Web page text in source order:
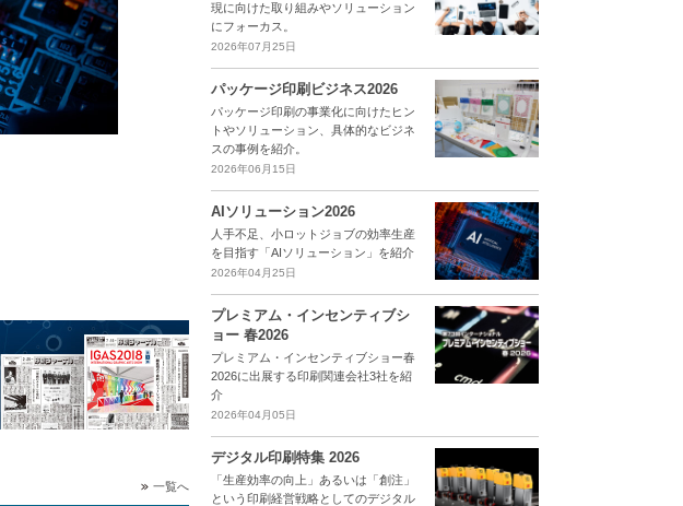
一覧へ
現に向けた取り組みやソリューション
にフォーカス。
2026年07月25日
パッケージ印刷ビジネス2026
パッケージ印刷の事業化に向けたヒン
トやソリューション、具体的なビジネ
スの事例を紹介。
2026年06月15日
AIソリューション2026
人手不足、小ロットジョブの効率生産
を目指す「AIソリューション」を紹介
2026年04月25日
プレミアム・インセンティブシ
ョー 春2026
プレミアム・インセンティブショー春
2026に出展する印刷関連会社3社を紹
介
2026年04月05日
デジタル印刷特集 2026
「生産効率の向上」あるいは「創注」
という印刷経営戦略としてのデジタル